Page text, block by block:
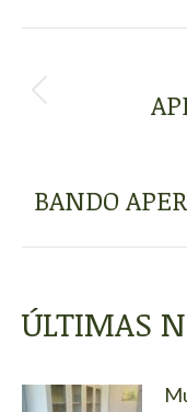
ENTRE
BANDO
ÚLTIMAS